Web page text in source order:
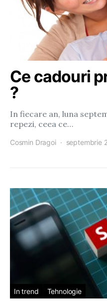
Ce cadouri
?
In fiecare an, luna
repezi, ceea ce…
Cosmin Dragoi septembrie
In trend Tehnologie